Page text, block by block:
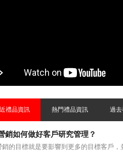
禮品資訊 熱門禮品資訊 過
銷如何做好客戶研究管理？
銷的目標就是要影響到更多的目標客戶，